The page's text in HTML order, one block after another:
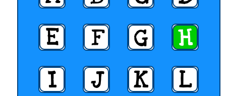
E
F G
H
I
J K
L